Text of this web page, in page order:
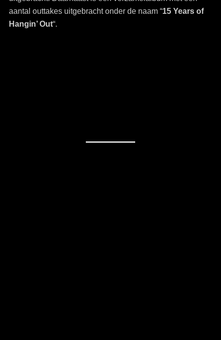
aantal outtakes uitgebracht onder de naam “15 Years of
Hangin’ Out“.